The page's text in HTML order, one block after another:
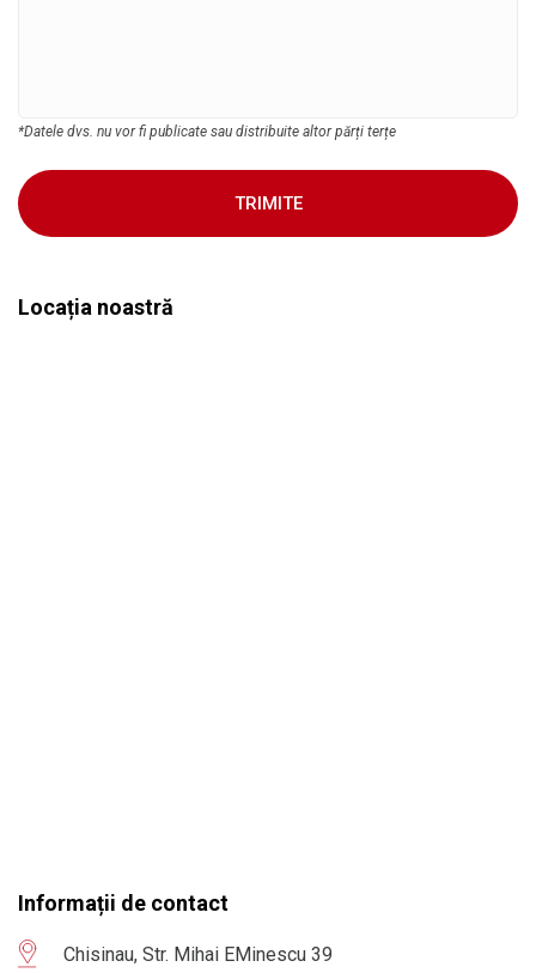
*Datele dvs. nu vor fi publicate sau distribuite altor părți terțe
TRIMITE
Locația noastră
Informații de contact
Chisinau, Str. Mihai EMinescu 39